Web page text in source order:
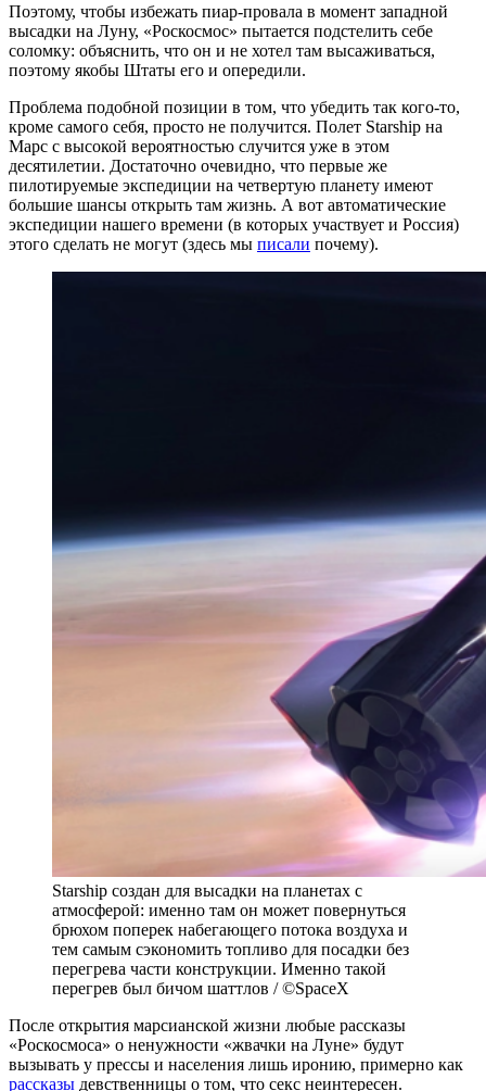
Поэтому, чтобы избежать пиар-провала в момент западной
высадки на Луну, «Роскосмос» пытается подстелить себе
соломку: объяснить, что он и не хотел там высаживаться,
поэтому якобы Штаты его и опередили.
Проблема подобной позиции в том, что убедить так кого-то,
кроме самого себя, просто не получится. Полет Starship на
Марс с высокой вероятностью случится уже в этом
десятилетии. Достаточно очевидно, что первые же
пилотируемые экспедиции на четвертую планету имеют
большие шансы открыть там жизнь. А вот автоматические
экспедиции нашего времени (в которых участвует и Россия)
этого сделать не могут (здесь мы писали почему).
Starship создан для высадки на планетах с
атмосферой: именно там он может повернуться
брюхом поперек набегающего потока воздуха и
тем самым сэкономить топливо для посадки без
перегрева части конструкции. Именно такой
перегрев был бичом шаттлов / ©SpaceX
После открытия марсианской жизни любые рассказы
«Роскосмоса» о ненужности «жвачки на Луне» будут
вызывать у прессы и населения лишь иронию, примерно как
рассказы девственницы о том, что секс неинтересен.